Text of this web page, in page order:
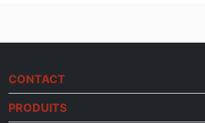
CONTACT
PRODUITS